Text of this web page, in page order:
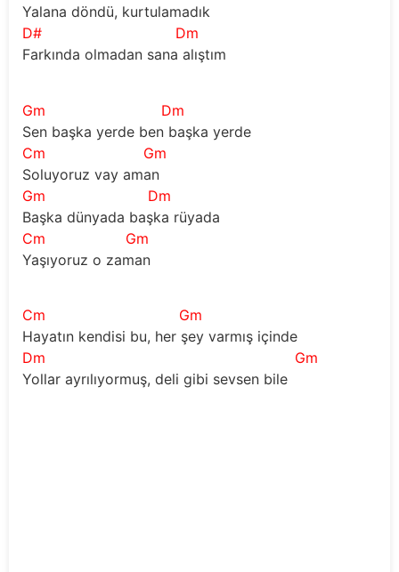
Yalana döndü, kurtulamadık
D#
Dm
Farkında olmadan sana alıştım
Gm
Dm
Sen başka yerde ben başka yerde
Cm
Gm
Soluyoruz vay aman
Gm
Dm
Başka dünyada başka rüyada
Cm
Gm
Yaşıyoruz o zaman
Cm
Gm
Hayatın kendisi bu, her şey varmış içinde
Dm
Gm
Yollar ayrılıyormuş, deli gibi sevsen bile